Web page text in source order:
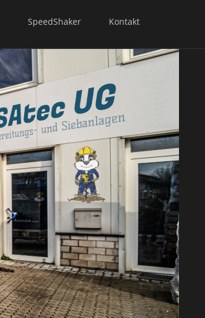
SpeedShaker Kontakt